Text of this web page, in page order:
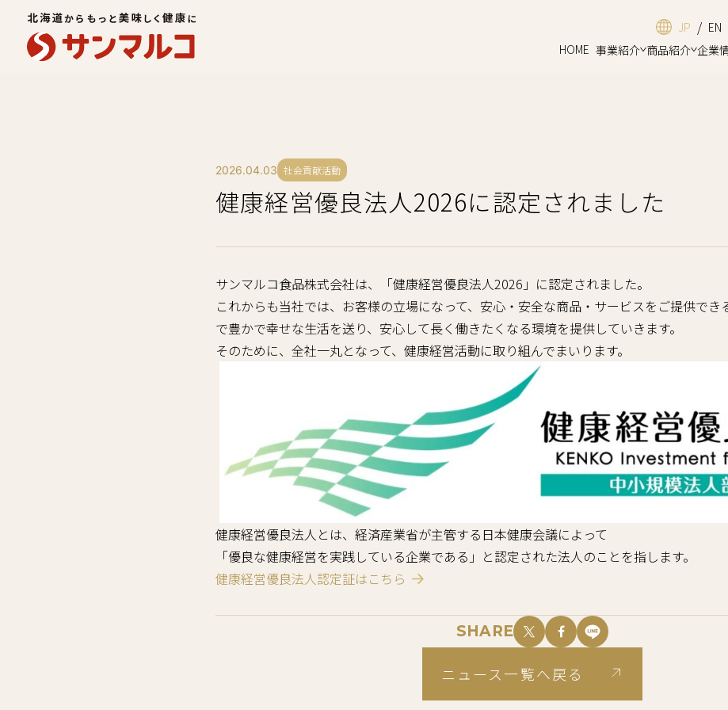
JP / EN
HOME 事業紹介 商品紹介 企業
2026.04.03 社会貢献活動
健康経営優良法人2026に認定されました
サンマルコ食品株式会社は、「健康経営優良法人2026」に認定されました。
これからも当社では、お客様の立場になって、安心・安全な商品・サービスをご提供でき
で豊かで幸せな生活を送り、安心して長く働きたくなる環境を提供していきます。
そのために、全社一丸となって、健康経営活動に取り組んでまいります。
健康経営優良法人とは、経済産業省が主管する日本健康会議によって
「優良な健康経営を実践している企業である」と認定された法人のことを指します。
健康経営優良法人認定証はこちら
SHARE
ニュース一覧へ戻る